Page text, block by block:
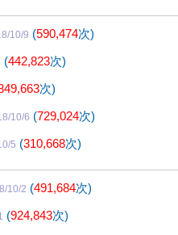
10/9 (590,474次)
(442,823次)
次)
10/6 (729,024次)
5 (310,668次)
10/2 (491,684次)
(924,843次)